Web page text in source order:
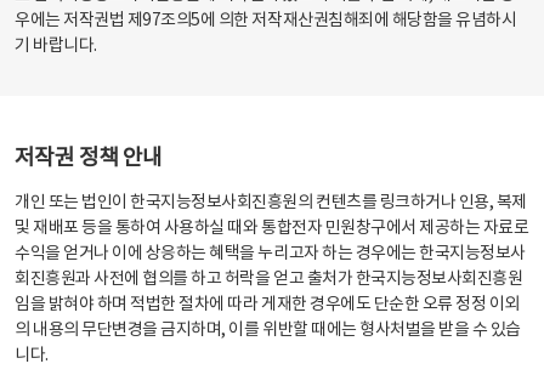
우에는 저작권법 제97조의5에 의한 저작재산권침해죄에 해당함을 유념하시
기 바랍니다.
저작권 정책 안내
개인 또는 법인이 한국지능정보사회진흥원의 컨텐츠를 링크하거나 인용, 복제
및 재배포 등을 통하여 사용하실 때와 통합전자 민원창구에서 제공하는 자료로
수익을 얻거나 이에 상응하는 혜택을 누리고자 하는 경우에는 한국지능정보사
회진흥원과 사전에 협의를 하고 허락을 얻고 출처가 한국지능정보사회진흥원
임을 밝혀야 하며 적법한 절차에 따라 게재한 경우에도 단순한 오류 정정 이외
의 내용의 무단변경을 금지하며, 이를 위반할 때에는 형사처벌을 받을 수 있습
니다.